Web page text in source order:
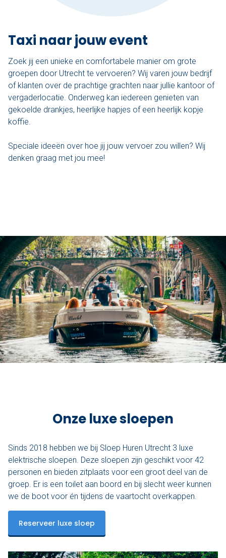
Taxi naar jouw event
Zoek jij een unieke en comfortabele manier om grote
groepen door Utrecht te vervoeren? Wij varen jouw bedrijf
of klanten over de prachtige grachten naar jullie kantoor of
vergaderlocatie. Onderweg kan iedereen genieten van
gekoelde drankjes, heerlijke hapjes of een heerlijk kopje
koffie.
Speciale ideeën over hoe jij jouw vervoer zou willen? Wij
denken graag met jou mee!
Onze luxe sloepen
Sinds 2018 hebben we bij Sloep Huren Utrecht 3 luxe
elektrische sloepen. Deze sloepen zijn geschikt voor 42
personen en bieden zitplaats voor een groot deel van de
groep. Er is een toilet aan boord en bij slecht weer kunnen
we de boot voor én tijdens de vaartocht overkappen.
Reserveer luxe sloep